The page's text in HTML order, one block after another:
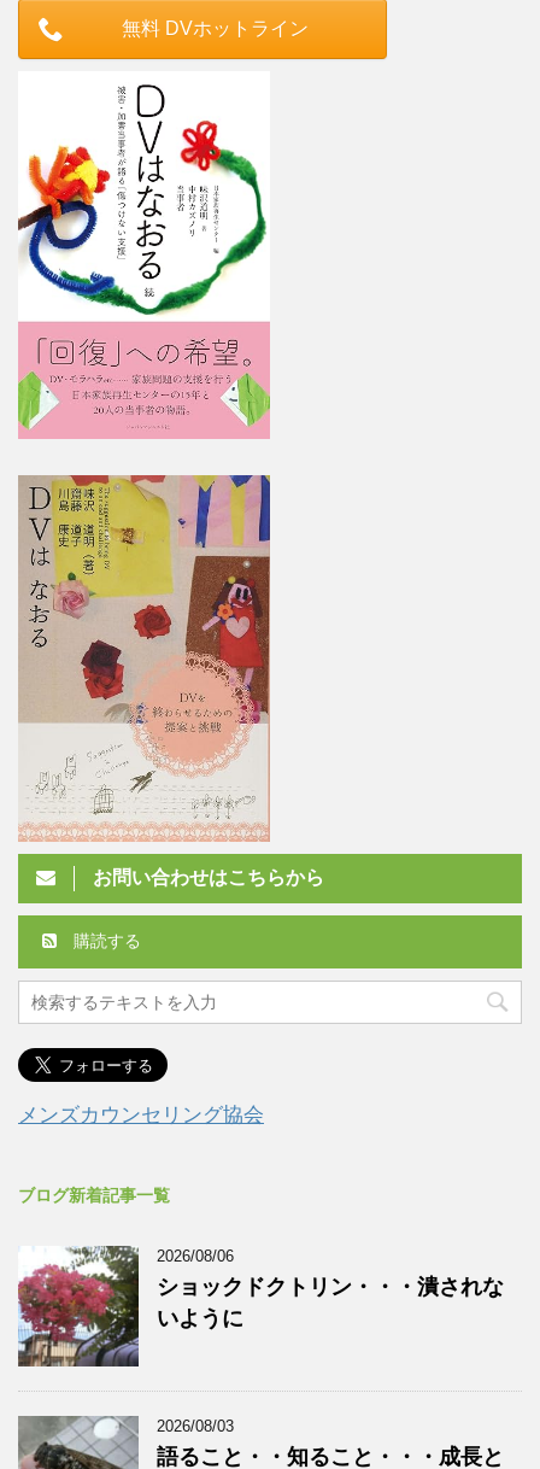
無料 DVホットライン
お問い合わせはこちらから
購読する
メンズカウンセリング協会
ブログ新着記事一覧
2026/08/06
ショックドクトリン・・・潰されな
いように
2026/08/03
語ること・・知ること・・・成長と